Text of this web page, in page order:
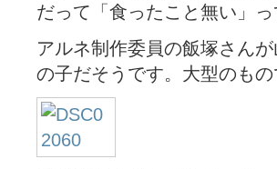
だって「食ったこと無い」
アルネ制作委員の飯塚さん
の子だそうです。大型のも